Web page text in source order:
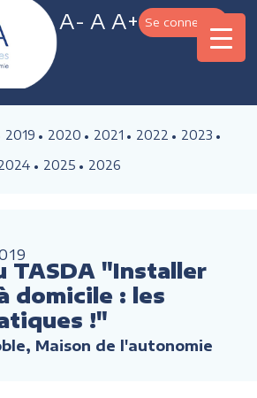
A- A A+ Se connecter
2019 2020 2021 2022
2023
2025 2026
TASDA "Installer
domicile : les
!"
Maison de l'autonomie